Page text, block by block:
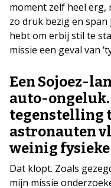
moment zelf heel erg,
zo druk bezig en
hebt om erbij stil te
missie een geval van
Een Sojoez-
auto-ongeluk.
tegenstelling
astronauten
weinig
Dat klopt. Zoals
mijn missie